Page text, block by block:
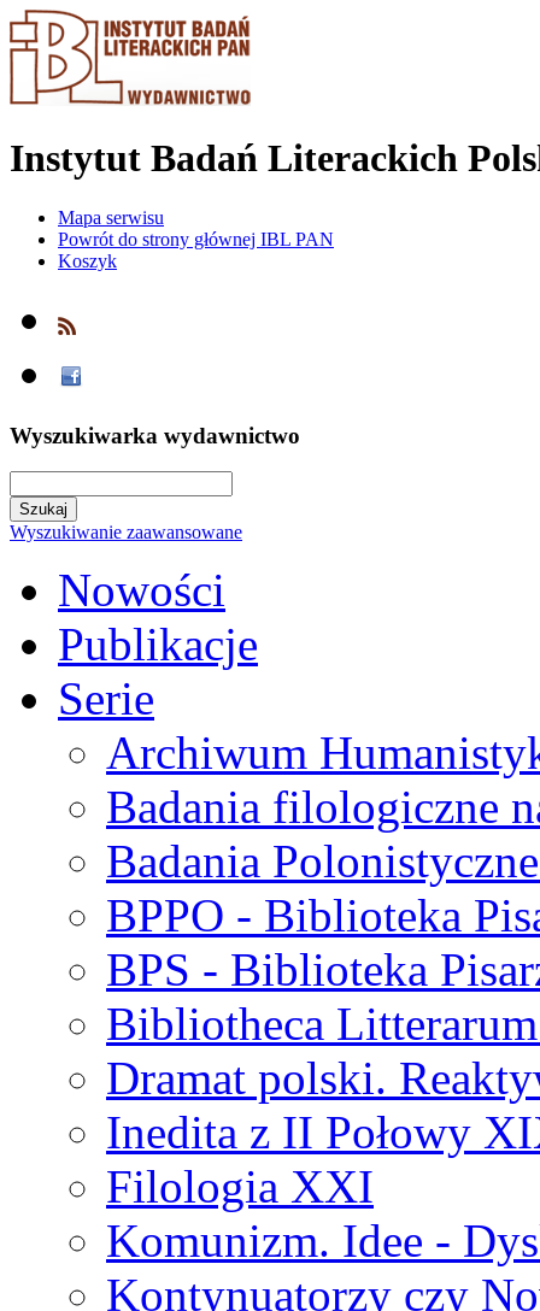
Instytut Badań Literackich
Mapa serwisu
Powrót do strony głównej IBL PAN
Koszyk
Wyszukiwarka wydawnictwo
Wyszukiwanie zaawansowane
Nowości
Publikacje
Serie
Archiwum
Badania filologiczne
Badania
BPPO - Biblioteka
BPS - Biblioteka
Bibliotheca
Dramat polski.
Inedita z II Połowy
Filologia XXI
Komunizm. Idee -
Kontynuatorzy czy